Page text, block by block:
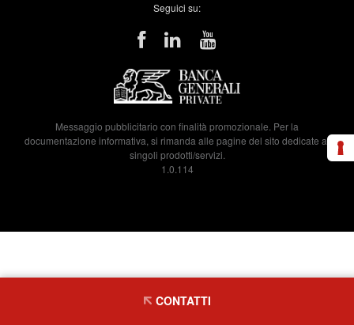
Seguici su:
Messaggio pubblicitario con finalità promozionale. Per la
documentazione informativa, si rimanda alle pagine del sito dedicate ai
singoli prodotti/servizi.
1.0.114
CONTATTI